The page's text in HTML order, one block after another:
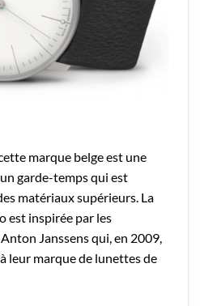
marque belge est une
garde-temps qui est
matériaux supérieurs. La
est inspirée par les
Janssens qui, en 2009,
leur marque de lunettes de